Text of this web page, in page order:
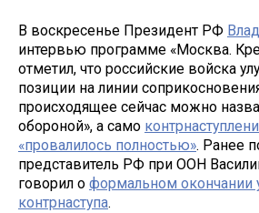
В воскресенье Президент РФ
интервью программе «Москва.
отметил, что российские войска
позиции на линии
происходящее сейчас можно
обороной», а само
«провалилось полностью». Ранее
представитель РФ при ООН
говорил о формальном окончании
контрнаступа.